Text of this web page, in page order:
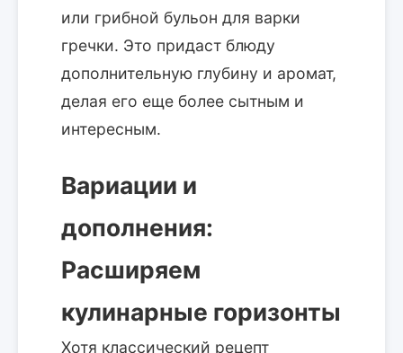
или грибной бульон для варки
гречки. Это придаст блюду
дополнительную глубину и аромат,
делая его еще более сытным и
интересным.
Вариации и
дополнения:
Расширяем
кулинарные горизонты
Хотя классический рецепт